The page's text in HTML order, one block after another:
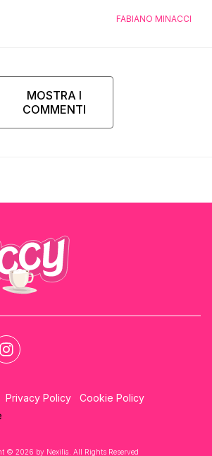
Ferrero”
FABIANO MINACCI
MOSTRA I
COMMENTI
Privacy Policy
Cookie Policy
© 2026 by Nexilia. All Rights Reserved